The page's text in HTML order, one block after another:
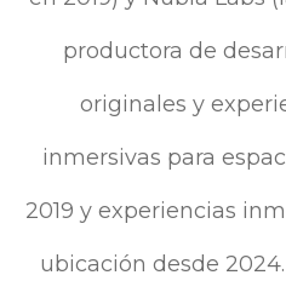
productora de
originales y
inmersivas para
2019 y experiencias
ubicación desde